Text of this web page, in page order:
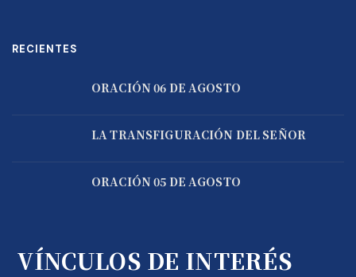
RECIENTES
ORACIÓN 06 DE AGOSTO
LA TRANSFIGURACIÓN DEL SEÑOR
ORACIÓN 05 DE AGOSTO
VÍNCULOS DE INTERÉS